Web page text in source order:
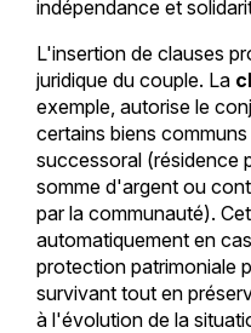
indépendance et
L'insertion de clauses
juridique du couple. La
exemple, autorise le
certains biens
successoral (résidence
somme d'argent ou
par la communauté).
automatiquement en
protection patrimoniale
survivant tout en
à l'évolution de la